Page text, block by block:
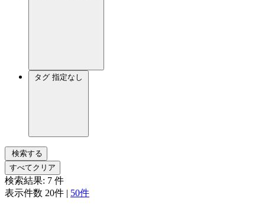
タグ 指定なし
検索する
すべてクリア
検索結果: 7 件
表示件数 20件 | 50件